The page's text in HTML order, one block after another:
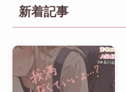
新着記事